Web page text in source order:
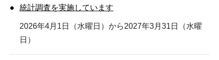
統計調査を実施しています
2026年4月1日（水曜日）から2027年3月31日（水曜
日）